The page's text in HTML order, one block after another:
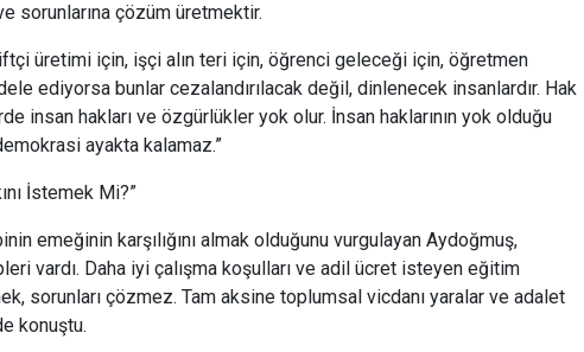
sorunlarına çözüm üretmektir.
üretimi için, işçi alın teri için, öğrenci geleceği için, öğretmen
ediyorsa bunlar cezalandırılacak değil, dinlenecek insanlardır. Hak
insan hakları ve özgürlükler yok olur. İnsan haklarının yok olduğu
ayakta kalamaz.”
İstemek Mi?”
emeğinin karşılığını almak olduğunu vurgulayan Aydoğmuş,
vardı. Daha iyi çalışma koşulları ve adil ücret isteyen eğitim
sorunları çözmez. Tam aksine toplumsal vicdanı yaralar ve adalet
konuştu.